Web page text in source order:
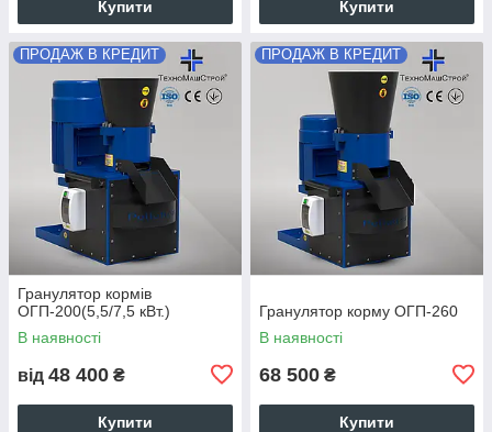
Купити Купити
ПРОДАЖ В КРЕДИТ
Гранулятор кормів
ОГП-200(5,5/7,5 кВт.)
В наявності
від 48 400 ₴
Купити
ПРОДАЖ В КРЕДИТ
Гранулятор корму ОГП-260
В наявності
68 500 ₴
Купити